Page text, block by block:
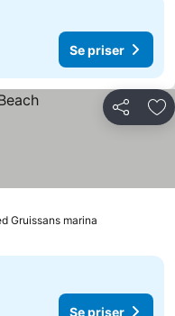
Se priser
Del
Gruissans marina
Se priser